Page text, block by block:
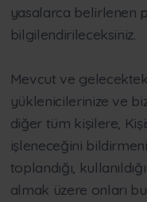
yasalarca belirlenen
bilgilendirileceksiniz.
Mevcut ve
yüklenicilerinize ve
diğer tüm kişilere,
işleneceğini
toplandığı,
almak üzere onları